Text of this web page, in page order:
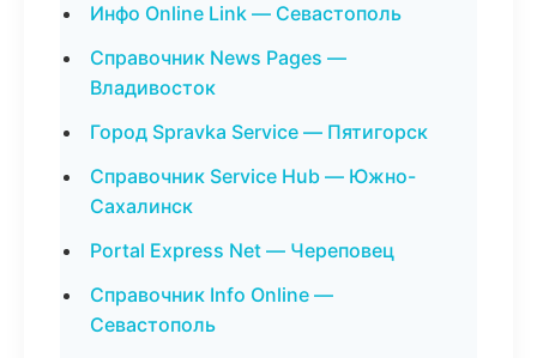
Инфо Online Link — Севастополь
Справочник News Pages —
Владивосток
Город Spravka Service — Пятигорск
Справочник Service Hub — Южно-
Сахалинск
Portal Express Net — Череповец
Справочник Info Online —
Севастополь